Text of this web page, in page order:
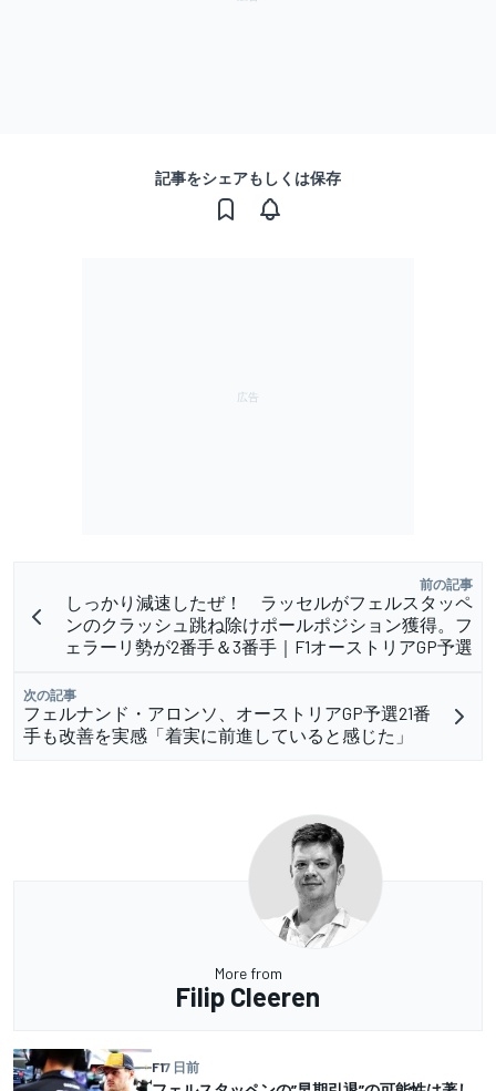
記事をシェアもしくは保存
前の記事
しっかり減速したぜ！ ラッセルがフェルスタッペ
ンのクラッシュ跳ね除けポールポジション獲得。フ
ェラーリ勢が2番手＆3番手｜F1オーストリアGP予選
次の記事
フェルナンド・アロンソ、オーストリアGP予選21番
手も改善を実感「着実に前進していると感じた」
More from
Filip Cleeren
F17 日前